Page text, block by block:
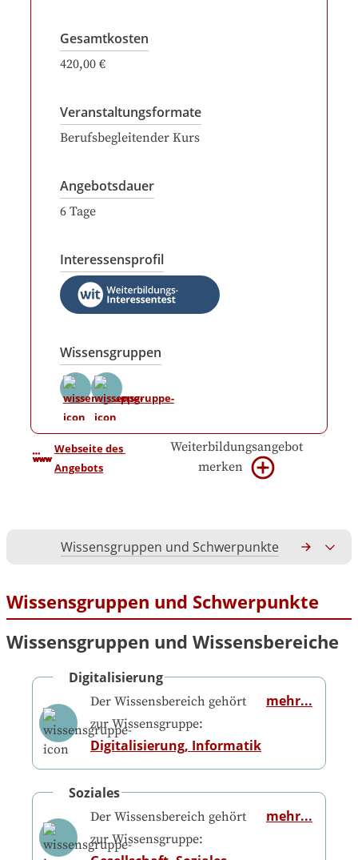
Gesamtkosten
420,00 €
Veranstaltungsformate
Berufsbegleitender Kurs
Angebotsdauer
6 Tage
Interessensprofil
Wissensgruppen
Webseite des
Angebots
Weiterbildungsangebot
merken
Wissensgruppen und Schwerpunkte
Wissensgruppen und Schwerpunkte
Wissensgruppen und Wissensbereiche
Digitalisierung
Der Wissensbereich gehört
zur Wissensgruppe:
Digitalisierung, Informatik
mehr...
Soziales
Der Wissensbereich gehört
zur Wissensgruppe:
mehr...